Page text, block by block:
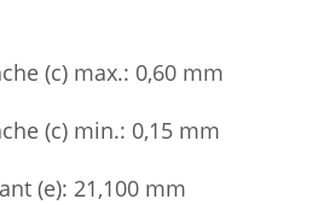
(c) max.: 0,60 mm
(c) min.: 0,15 mm
(e): 21,100 mm